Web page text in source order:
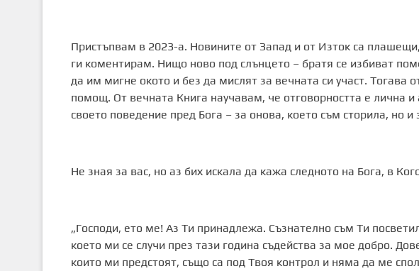
Пристъпвам в 2023-а. Новините от Запад и от Изток са
ги коментирам. Нищо ново под слънцето – братя се избиват
да им мигне окото и без да мислят за вечната си участ. Тогава
помощ. От вечната Книга научавам, че отговорността е лична
своето поведение пред Бога – за онова, което съм сторила, но
Не зная за вас, но аз бих искала да кажа следното на Бога, в
„Господи, ето ме! Аз Ти принадлежа. Съзнателно съм Ти
което ми се случи през тази година съдейства за мое добро.
които ми предстоят, също са под Твоя контрол и няма да ме